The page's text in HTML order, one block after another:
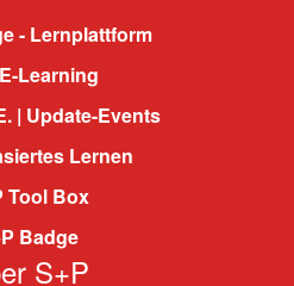
- Lernplattform
Learning
| Update-Events
Lernen
Tool Box
Badge
S+P